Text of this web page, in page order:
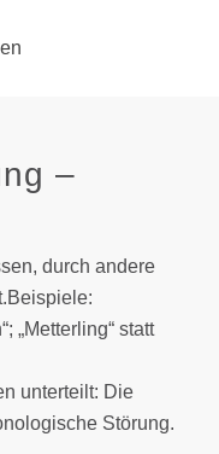
–
durch andere
„Metterling“ statt
unterteilt: Die
Störung.